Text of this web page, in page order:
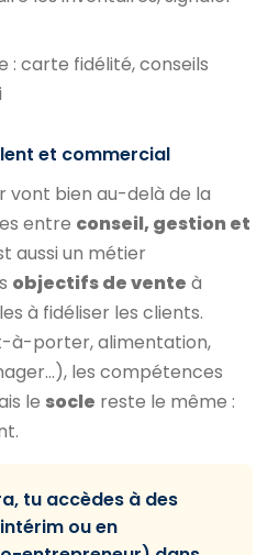
: carte fidélité, conseils
et commercial
vont bien au-delà de la
entre conseil, gestion et
aussi un métier
objectifs de vente à
à fidéliser les clients.
à-porter, alimentation,
les compétences
le socle reste le même :
tu accèdes à des
ou en